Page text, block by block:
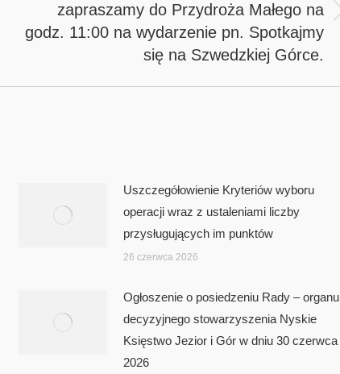
post:
zapraszamy do Przydroża Małego na
godz. 11:00 na wydarzenie pn. Spotkajmy
się na Szwedzkiej Górce.
Uszczegółowienie Kryteriów wyboru
operacji wraz z ustaleniami liczby
przysługujących im punktów
26 czerwca 2026
Ogłoszenie o posiedzeniu Rady – organu
decyzyjnego stowarzyszenia Nyskie
Księstwo Jezior i Gór w dniu 30 czerwca
2026